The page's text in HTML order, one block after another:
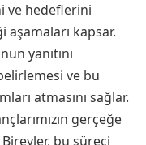
ve hedeflerini
kapsar.
yanıtını
ve bu
atmasını sağlar.
gerçeğe
bu süreci